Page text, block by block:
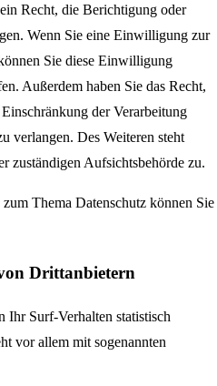
Recht, die Berichtigung oder
Wenn Sie eine Einwilligung zur
Sie diese Einwilligung
Außerdem haben Sie das Recht,
der Verarbeitung
verlangen. Des Weiteren steht
zuständigen Aufsichtsbehörde zu.
Thema Datenschutz können Sie
Dritt­anbietern
Ihr Surf-Verhalten statistisch
vor allem mit sogenannten